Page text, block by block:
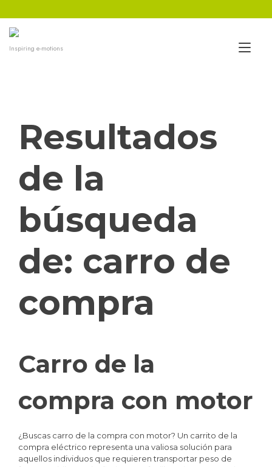
al
contenido
Inspiring e-motions
Resultados
de la
búsqueda
de: carro de
compra
Carro de la
compra con motor
¿Buscas carro de la compra con motor? Un carrito de la
compra eléctrico representa una valiosa solución para
aquellos individuos que requieren transportar peso de